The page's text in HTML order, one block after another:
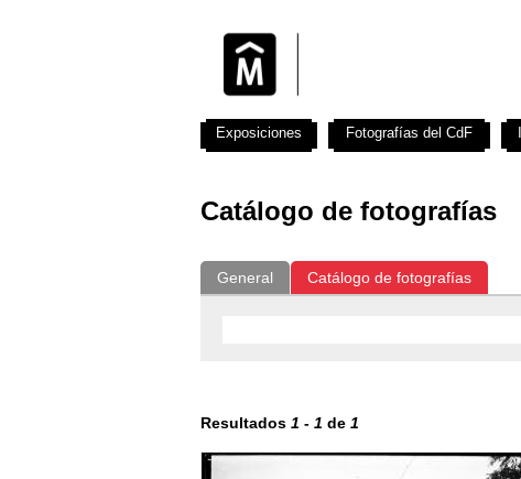
Catálogo de fotografías
General Catálogo de fotografías
Resultados 1 - 1 de 1
Exposiciones Fotografías del CdF